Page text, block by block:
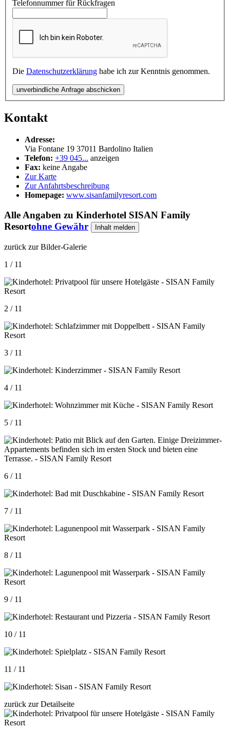
Telefonnummer für Rückfragen
Die Datenschutzerklärung habe ich zur Kenntnis genommen.
unverbindliche Anfrage abschicken
Kontakt
Adresse:
Via Fontane 19 37011 Bardolino Italien
Telefon: +39 045... anzeigen
Fax: keine Angabe
Zur Karte
Zur Anfahrtsbeschreibung
Homepage: www.sisanfamilyresort.com
Alle Angaben zu Kinderhotel SISAN Family
Resortohne Gewähr Inhalt melden
zurück zur Bilder-Galerie
1 / 11
2 / 11
3 / 11
4 / 11
5 / 11
6 / 11
7 / 11
8 / 11
9 / 11
10 / 11
11 / 11
zurück zur Detailseite